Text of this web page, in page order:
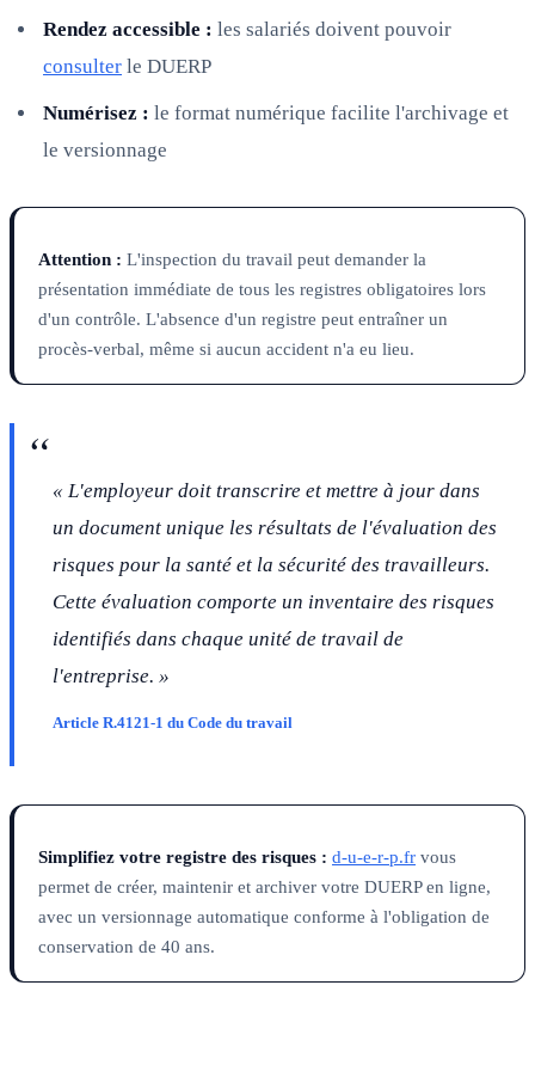
Rendez accessible : les salariés doivent pouvoir
consulter le DUERP
Numérisez : le format numérique facilite l'archivage et
le versionnage
Attention : L'inspection du travail peut demander la
présentation immédiate de tous les registres obligatoires lors
d'un contrôle. L'absence d'un registre peut entraîner un
procès-verbal, même si aucun accident n'a eu lieu.
« L'employeur doit transcrire et mettre à jour dans
un document unique les résultats de l'évaluation des
risques pour la santé et la sécurité des travailleurs.
Cette évaluation comporte un inventaire des risques
identifiés dans chaque unité de travail de
l'entreprise. »
Article R.4121-1 du Code du travail
Simplifiez votre registre des risques : d-u-e-r-p.fr vous
permet de créer, maintenir et archiver votre DUERP en ligne,
avec un versionnage automatique conforme à l'obligation de
conservation de 40 ans.